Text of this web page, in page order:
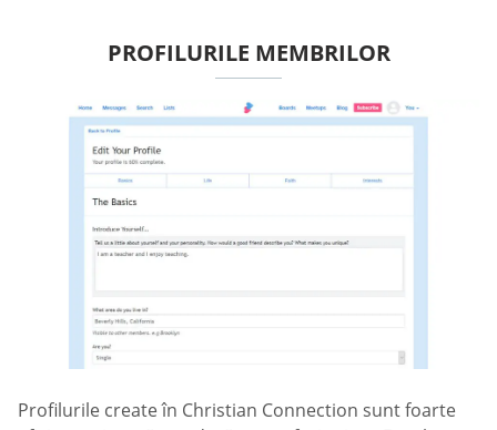
PROFILURILE MEMBRILOR
Profilurile create în Christian Connection sunt foarte